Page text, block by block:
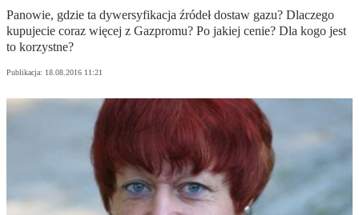
Panowie, gdzie ta dywersyfikacja źródeł dostaw gazu? Dlaczego
kupujecie coraz więcej z Gazpromu? Po jakiej cenie? Dla kogo jest
to korzystne?
Publikacja: 18.08.2016 11:21